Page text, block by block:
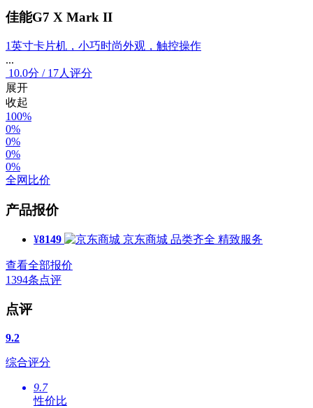
佳能G7 X Mark II
1英寸卡片机，小巧时尚外观，触控操作
...
10.0分 / 17人评分
展开
收起
100%
0%
0%
0%
0%
全网比价
产品报价
¥8149 京东商城 品类齐全 精致服务
查看全部报价
1394条点评
点评
9.2
综合评分
9.7
性价比